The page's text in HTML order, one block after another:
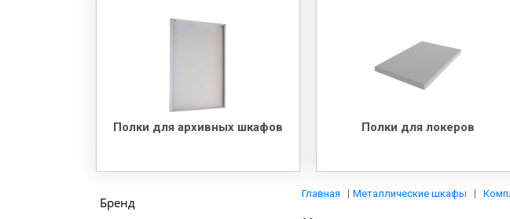
Полки для архивных шкафов Полки для локеров
Бренд
Главная Металлические шкафы